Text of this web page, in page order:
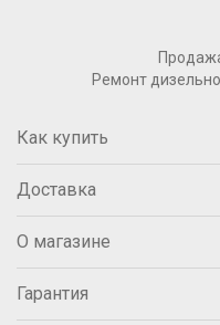
Ремонт
Как купить
Доставка
О магазине
Гарантия